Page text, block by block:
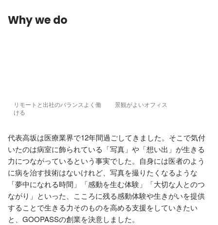
Why we do
リモートと出社のバランスよく働
ける
景観がよいオフィス
代表高坂は医療業界で12年間過ごしてきました。そこで気付
いたのは病室に飾られている「写真」や「想い出」が生きる
力につながっているという事実でした。自身には医者のよう
に病を治す技術はないけれど、写真を撮りたくなるような
「夢中になれる時間」「感動を生む体験」「大切な人とのつ
ながり」といった、こころに残る感動体験や生きがいを提供
することで生きる力そのものを高める支援をしていきたい
と、GOOPASSの創業を決意しました。